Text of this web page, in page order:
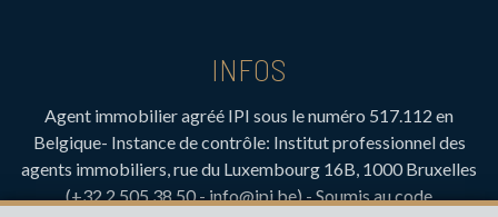
INFOS
Agent immobilier agréé IPI sous le numéro 517.112 en
Belgique- Instance de contrôle: Institut professionnel des
agents immobiliers, rue du Luxembourg 16B, 1000 Bruxelles
(+32 2 505 38 50 - info@ipi.be) - Soumis aucode